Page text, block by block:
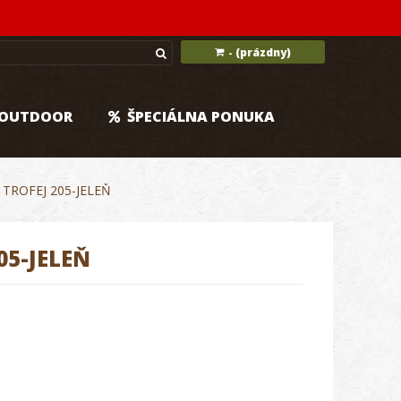
- (prázdny)
ŠPECIÁLNA PONUKA
205-JELEŇ
JELEŇ